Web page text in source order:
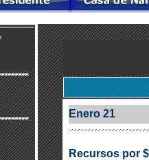
Enero 21
Recursos por